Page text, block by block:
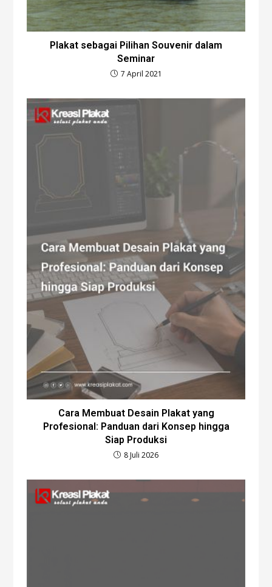
Plakat sebagai Pilihan Souvenir dalam
Seminar
7 April 2021
Cara Membuat Desain Plakat yang
Profesional: Panduan dari Konsep hingga
Siap Produksi
8 Juli 2026